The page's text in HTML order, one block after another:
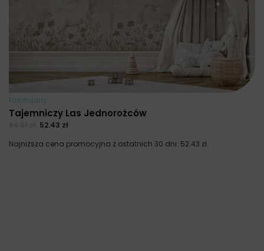
Fototapety
Tajemniczy Las Jednorożców
52.43 zł
Najniższa cena promocyjna z ostatnich 30 dni: 52.43 zł.